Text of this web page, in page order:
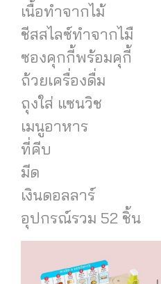
เนื้อทำจากไม้
ชีสสไลซ์ทำจากไมื
ซองคุกกี้พร้อมคุกี้
ถ้วยเครื่องดื่ม
ถุงใส่ แซนวิช
เมนูอาหาร
ที่คีบ
มีด
เงินดอลลาร์
อุปกรณ์รวม 52 ชิ้น